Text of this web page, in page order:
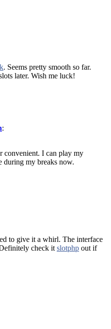
. Seems pretty smooth so far.
later. Wish me luck!
:
convenient. I can play my
during my breaks now.
to give it a whirl. The interface
check it slotphp out if